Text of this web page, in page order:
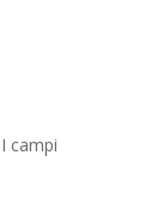
I campi